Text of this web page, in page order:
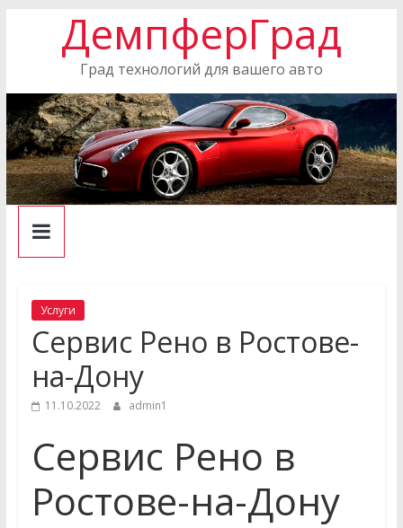
ДемпферГрад
Град технологий для вашего авто
Услуги
Сервис Рено в Ростове-
на-Дону
11.10.2022 admin1
Сервис Рено в
Ростове-на-Дону